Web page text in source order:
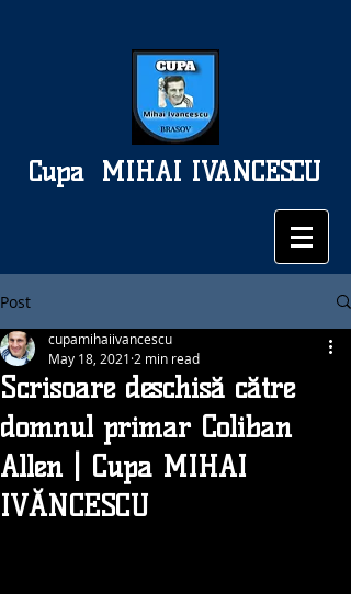
MIHAI IVANCESCU
Cupa
Post
Scrisoare deschisă către
domnul primar Coliban
Allen | Cupa MIHAI
IVĂNCESCU
cupamihaiivancescu
May 18, 2021 2 min read